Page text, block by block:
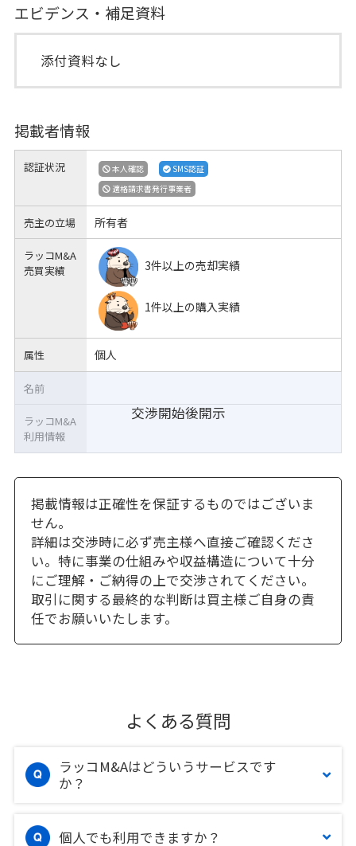
エビデンス・補足資料
添付資料なし
掲載者情報
認証状況 本人確認
SMS認証
適格請求書発行事業者
売主の立場 所有者
ラッコM&A
売買実績
3件以上の売却実績
1件以上の購入実績
属性 個人
交渉開始後開示
名前
ラッコM&A
利用情報
掲載情報は正確性を保証するものではございま
せん。
詳細は交渉時に必ず売主様へ直接ご確認くださ
い。特に事業の仕組みや収益構造について十分
にご理解・ご納得の上で交渉されてください。
取引に関する最終的な判断は買主様ご自身の責
任でお願いいたします。
よくある質問
ラッコM&Aはどういうサービスです
か？
個人でも利用できますか？